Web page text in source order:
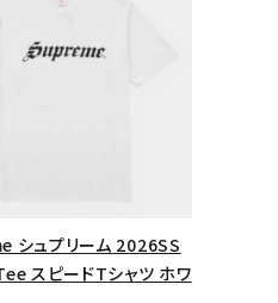
シュプリーム 2026SS
スピードTシャツ ホワ